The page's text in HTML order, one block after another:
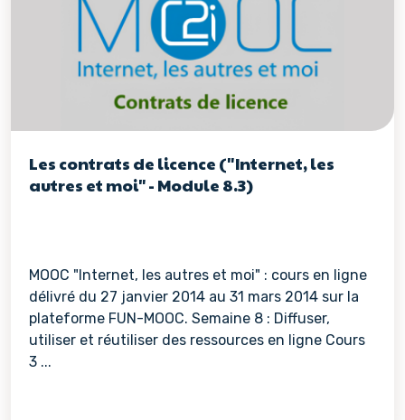
Les contrats de licence ("Internet, les
autres et moi" - Module 8.3)
MOOC "Internet, les autres et moi" : cours en ligne
délivré du 27 janvier 2014 au 31 mars 2014 sur la
plateforme FUN-MOOC. Semaine 8 : Diffuser,
utiliser et réutiliser des ressources en ligne Cours
3 ...